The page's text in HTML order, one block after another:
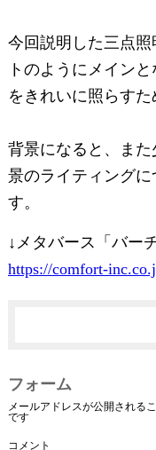
今回説明した三点
トのようにメイン
をきれいに照らすた
背景になると、ま
景のライティング
す。
↓メタバース「バー
https://comfort-
フォーム
メールアドレスが公開される
です
コメント